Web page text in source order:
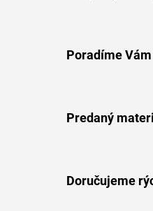
Poradíme
Predaný
Doručujeme